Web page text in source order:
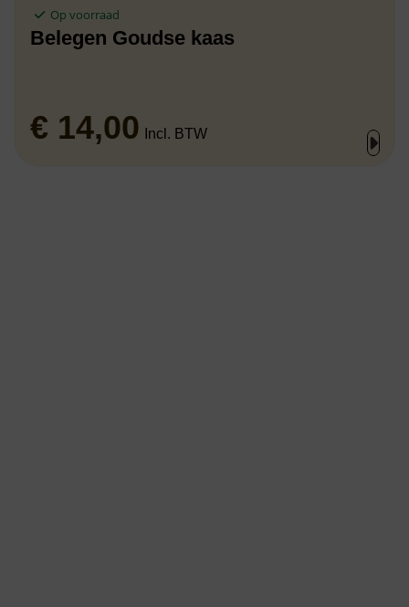
Op voorraad
Belegen Goudse kaas
€ 14,00 Incl. BTW